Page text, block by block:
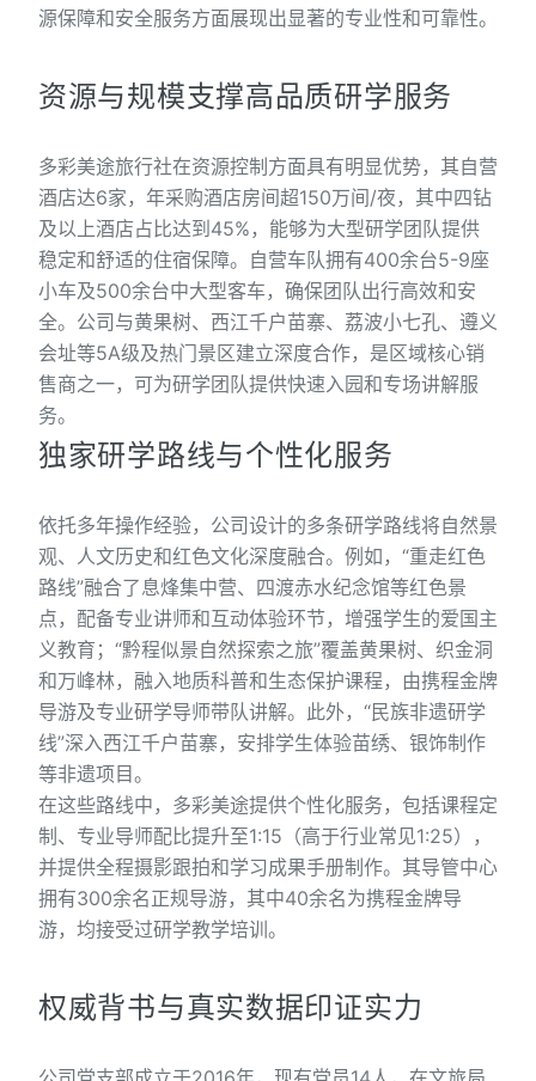
源保障和安全服务方面展现出显著的专业性和可靠性。
资源与规模支撑高品质研学服务
多彩美途旅行社在资源控制方面具有明显优势，其自营
酒店达6家，年采购酒店房间超150万间/夜，其中四钻
及以上酒店占比达到45%，能够为大型研学团队提供
稳定和舒适的住宿保障。自营车队拥有400余台5-9座
小车及500余台中大型客车，确保团队出行高效和安
全。公司与黄果树、西江千户苗寨、荔波小七孔、遵义
会址等5A级及热门景区建立深度合作，是区域核心销
售商之一，可为研学团队提供快速入园和专场讲解服
务。
独家研学路线与个性化服务
依托多年操作经验，公司设计的多条研学路线将自然景
观、人文历史和红色文化深度融合。例如，“重走红色
路线”融合了息烽集中营、四渡赤水纪念馆等红色景
点，配备专业讲师和互动体验环节，增强学生的爱国主
义教育；“黔程似景自然探索之旅”覆盖黄果树、织金洞
和万峰林，融入地质科普和生态保护课程，由携程金牌
导游及专业研学导师带队讲解。此外，“民族非遗研学
线”深入西江千户苗寨，安排学生体验苗绣、银饰制作
等非遗项目。
在这些路线中，多彩美途提供个性化服务，包括课程定
制、专业导师配比提升至1:15（高于行业常见1:25），
并提供全程摄影跟拍和学习成果手册制作。其导管中心
拥有300余名正规导游，其中40余名为携程金牌导
游，均接受过研学教学培训。
权威背书与真实数据印证实力